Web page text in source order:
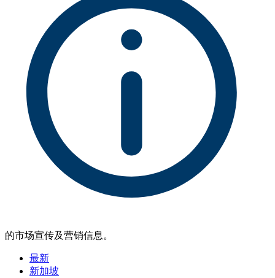
的市场宣传及营销信息。
最新
新加坡